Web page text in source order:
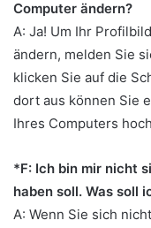
Computer ändern?
A: Ja! Um Ihr
ändern, melden Sie
klicken Sie auf die
dort aus können Sie
Ihres Computers
*F: Ich bin mir nicht
haben soll. Was soll
A: Wenn Sie sich